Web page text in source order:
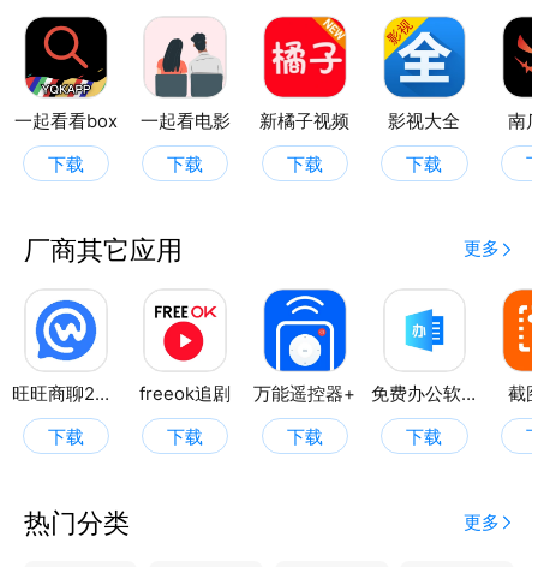
你！快来下载，开启全新观影体验吧！
一起看看box
下载
一起看电影
下载
新橘子视频
下载
影视大全
下载
南
厂商其它应用 更多
旺旺商聊2025
下载
freeok追剧
下载
万能遥控器+
下载
免费办公软件
下载
截
热门分类 更多